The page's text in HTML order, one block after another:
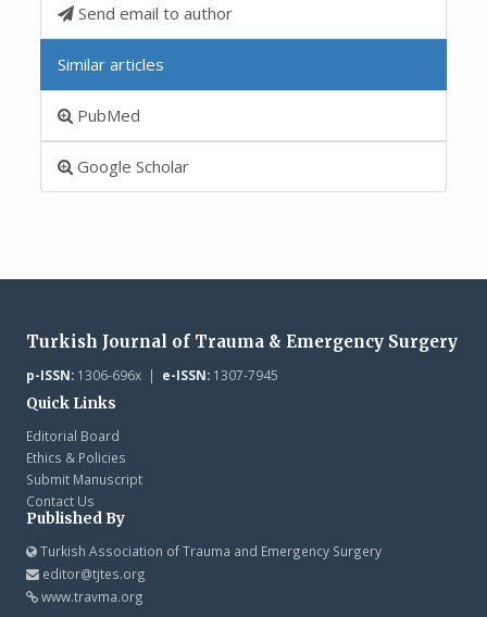
Send email to author
Similar articles
PubMed
Google Scholar
Turkish Journal of Trauma & Emergency Surgery
p-ISSN:1306-696x | e-ISSN:1307-7945
Quick Links
Editorial Board
Ethics & Policies
Submit Manuscript
Contact Us
Published By
Turkish Association of Trauma and Emergency Surgery
editor@tjtes.org
www.travma.org